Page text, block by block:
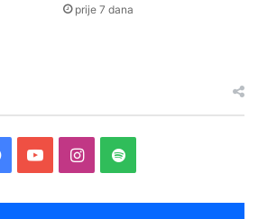
prije 7 dana
Facebook
YouTubeInstagram
Spotify